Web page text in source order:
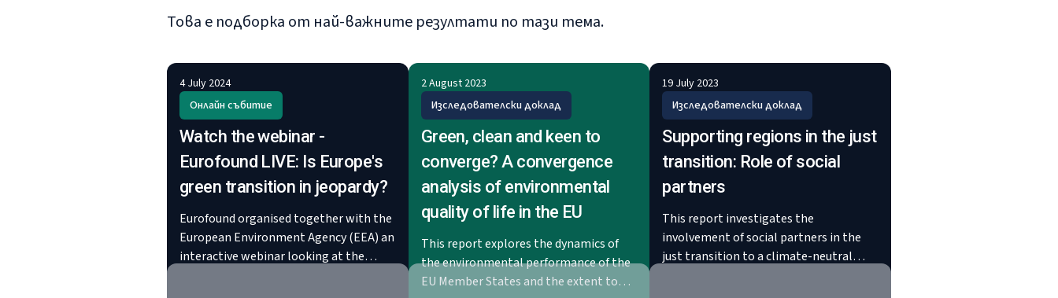
Това е подборка от най-важните резултати по тази тема.
4 July 2024
Онлайн събитие
Watch the webinar -
Eurofound LIVE: Is Europe's
green transition in jeopardy?
Eurofound organised together with the
European Environment Agency (EEA) an
interactive webinar looking at the
2 August 2023
Изследователски доклад
Green, clean and keen to
converge? A convergence
analysis of environmental
quality of life in the EU
This report explores the dynamics of
the environmental performance of the
EU Member States and the extent to
19 July 2023
Изследователски доклад
Supporting regions in the just
transition: Role of social
partners
This report investigates the
involvement of social partners in the
just transition to a climate-neutral